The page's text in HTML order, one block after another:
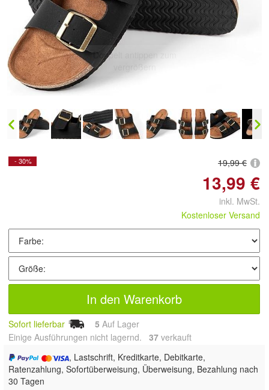
Doppelt antippen zum
vergrößern
- 30% 19,99 €
13,99 €
inkl. MwSt.
Kostenloser Versand
In den Warenkorb
Sofort lieferbar 5 Auf Lager
Einige Ausführungen nicht lagernd. 37 verkauft
, Lastschrift, Kreditkarte, Debitkarte,
Ratenzahlung, Sofortüberweisung, Überweisung, Bezahlung nach
30 Tagen